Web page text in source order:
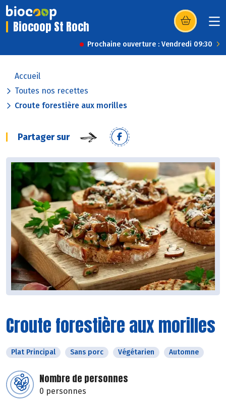
Biocoop St Roch (s’ouvre dans
Prochaine ouverture : Vendredi 09:30
Accueil
Toutes nos recettes
Croute forestière aux morilles
Partager sur
Croute forestière aux morilles
Plat Principal Sans porc Végétarien Automne
Nombre de personnes
0 personnes